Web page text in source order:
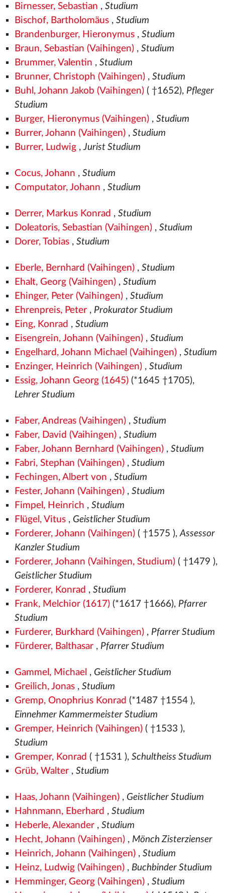
Birnesser, Sebastian , Studium
Bischof, Bartholomäus, Studium
Brandenburger, Hieronymus, Studium
Braun, Sebastian (Vaihingen), Studium
Brummer, Valentin , Studium
Brunner, Christoph (Vaihingen), Studium
Buhl, Johann Jakob (Vaihingen)( †1652), Pfleger
Studium
Burger, Hieronymus (Vaihingen), Studium
Burrer, Johann (Vaihingen), Studium
Burrer, Ludwig,Jurist Studium
Cocus, Johann , Studium
Computator, Johann , Studium
Derrer, Markus Konrad , Studium
Doleatoris, Sebastian (Vaihingen), Studium
Dorer, Tobias, Studium
Eberle, Bernhard (Vaihingen), Studium
Ehalt, Georg (Vaihingen), Studium
Ehinger, Peter (Vaihingen), Studium
Ehrenpreis, Peter, Prokurator Studium
Eing, Konrad , Studium
Eisengrein, Johann (Vaihingen), Studium
Engelhard, Johann Michael (Vaihingen), Studium
Enzinger, Heinrich (Vaihingen), Studium
Essig, Johann Georg (1645)(*1645 †1705),
Lehrer Studium
Faber, Andreas (Vaihingen), Studium
Faber, David (Vaihingen), Studium
Faber, Johann Bernhard (Vaihingen), Studium
Fabri, Stephan (Vaihingen), Studium
Fechingen, Albert von , Studium
Fester, Johann (Vaihingen), Studium
Fimpel, Heinrich , Studium
Flügel, Vitus, Geistlicher Studium
Forderer, Johann (Vaihingen)( †1575 ),Assessor
Kanzler Studium
Forderer, Johann (Vaihingen, Studium)( †1479 ),
Geistlicher Studium
Forderer, Konrad , Studium
Frank, Melchior (1617)(*1617 †1666), Pfarrer
Studium
Furderer, Burkhard (Vaihingen), Pfarrer Studium
Fürderer, Balthasar, Pfarrer Studium
Gammel, Michael , Geistlicher Studium
Greilich, Jonas, Studium
Gremp, Onophrius Konrad (*1487 †1554 ),
Einnehmer Kammermeister Studium
Gremper, Heinrich (Vaihingen)( †1533 ),
Studium
Gremper, Konrad ( †1531 ), Schultheiss Studium
Grüb, Walter, Studium
Haas, Johann (Vaihingen), Geistlicher Studium
Hahnmann, Eberhard , Studium
Heberle, Alexander, Studium
Hecht, Johann (Vaihingen), Mönch Zisterzienser
Heinrich, Johann (Vaihingen), Studium
Heinz, Ludwig (Vaihingen), Buchbinder Studium
Hemminger, Georg (Vaihingen), Studium